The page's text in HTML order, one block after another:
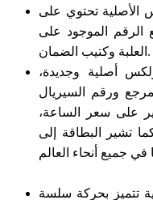
الأصلية تحتوي على
الموجود على
العلبة وكتيب الضمان.
أصلية وجديدة،
ورقم السيريال
على سعر الساعة،
بنحو 1000 دولار. كما تشير البطاقة إلى
تتميز بحركة سلسة